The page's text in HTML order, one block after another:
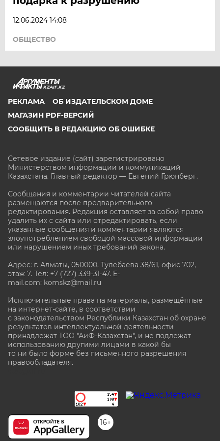
12.06.2024 14:08
ОБЩЕСТВО
KZAIF.KZ
РЕКЛАМА
ОБ ИЗДАТЕЛЬСКОМ ДОМЕ
МАГАЗИН PDF-ВЕРСИЙ
СООБЩИТЬ В РЕДАКЦИЮ ОБ ОШИБКЕ
Сетевое издание (сайт) зарегистрировано
Министерством информации и коммуникаций
Казахстана. Главный редактор — Евгений Грюнберг.
Сообщения и комментарии читателей сайта
размещаются после предварительного
редактирования. Редакция оставляет за собой право
удалить их с сайта или отредактировать, если
указанные сообщения и комментарии являются
злоупотреблением свободой массовой информации
или нарушением иных требований закона.
Адрес: г. Алматы, 050000, Тулебаева 38/61, офис 702,
этаж 7. Тел: +7 (727) 339-31-47. E-
mail.com: komskz@mail.ru
Исключительные права на материалы, размещённые
на интернет-сайте, в соответствии
с законодательством Республики Казахстан об охране
результатов интеллектуальной деятельности
принадлежат ТОО "АиФ-Казахстан", и не подлежат
использованию другими лицами в какой бы
то ни было форме без письменного разрешения
правообладателя.
16+